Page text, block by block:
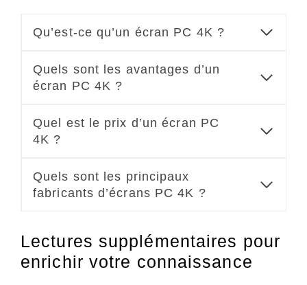
Qu’est-ce qu’un écran PC 4K ?
Quels sont les avantages d’un
écran PC 4K ?
Quel est le prix d’un écran PC
4K ?
Quels sont les principaux
fabricants d’écrans PC 4K ?
Lectures supplémentaires pour
enrichir votre connaissance